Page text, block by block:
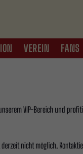
VEREIN FANS
VIP-Bereich und
nicht möglich.